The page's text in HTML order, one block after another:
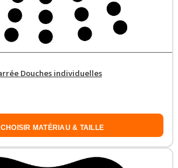
Plaque de porte carrée Douches individuelles
CHOISIR MATÉRIAU & TAILLE